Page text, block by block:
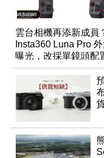
雲台相機再添新成員
Insta360 Luna Pro
曝光，改採單鏡頭配